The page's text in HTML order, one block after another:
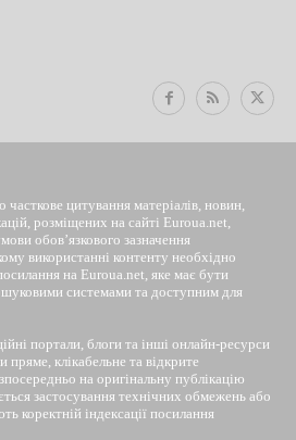
цитування матеріалів, новин,
розміщених на сайті Euroua.net,
обов’язкового зазначення
використанні контенту необхідно
на Euroua.net, яке має бути
системами та доступним для
портали, блоги та інші онлайн-ресурси
пряме, клікабельне та відкрите
на оригінальну публікацію
застосування технічних обмежень або
коректній індексації посилання